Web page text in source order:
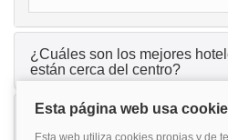
¿Cuáles son los mejores
están cerca del centro?
¿Cuáles son los mejores
recomendados para parejas?